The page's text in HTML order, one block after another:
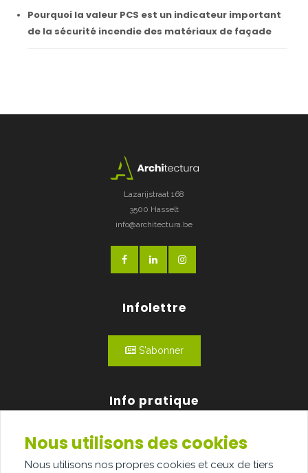
Pourquoi la valeur PCS est un indicateur important
de la sécurité incendie des matériaux de façade
Lazarijstraat 168
3500 Hasselt
info@architectura.be
Infolettre
S'abonner
Info pratique
Qui sommes-nous?
Publicité
Nous utilisons des cookies
Nous utilisons nos propres cookies et ceux de tiers